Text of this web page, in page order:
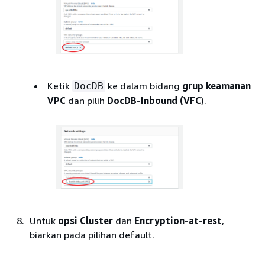
Ketik DocDB ke dalam bidang grup keamanan
VPC dan pilih DocDB-Inbound (VFC).
Untuk opsi Cluster dan Encryption-at-rest,
biarkan pada pilihan default.